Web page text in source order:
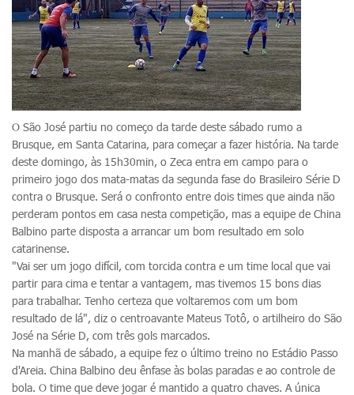
O São José partiu no começo da tarde deste sábado rumo a
Brusque, em Santa Catarina, para começar a fazer história. Na tarde
deste domingo, às 15h30min, o Zeca entra em campo para o
primeiro jogo dos mata-matas da segunda fase do Brasileiro Série D
contra o Brusque. Será o confronto entre dois times que ainda não
perderam pontos em casa nesta competição, mas a equipe de China
Balbino parte disposta a arrancar um bom resultado em solo
catarinense.
"Vai ser um jogo difícil, com torcida contra e um time local que vai
partir para cima e tentar a vantagem, mas tivemos 15 bons dias
para trabalhar. Tenho certeza que voltaremos com um bom
resultado de lá", diz o centroavante Mateus Totô, o artilheiro do São
José na Série D, com três gols marcados.
Na manhã de sábado, a equipe fez o último treino no Estádio Passo
d'Areia. China Balbino deu ênfase às bolas paradas e ao controle de
bola. O time que deve jogar é mantido a quatro chaves. A única